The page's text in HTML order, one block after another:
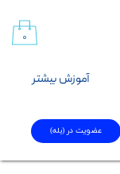
آموزش بیشتر
۰
عضویت در (بله)